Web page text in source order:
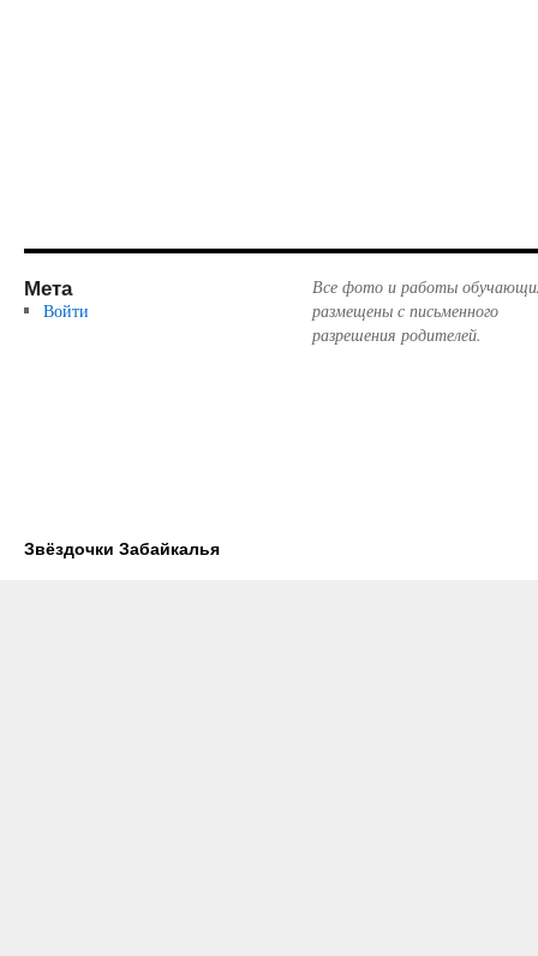
Мета
Войти
Все фото и работы
размещены с письменного
разрешения родителей.
Звёздочки Забайкалья